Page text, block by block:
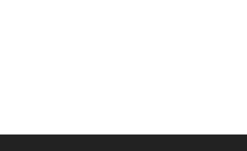
Inmensae subtilitatis